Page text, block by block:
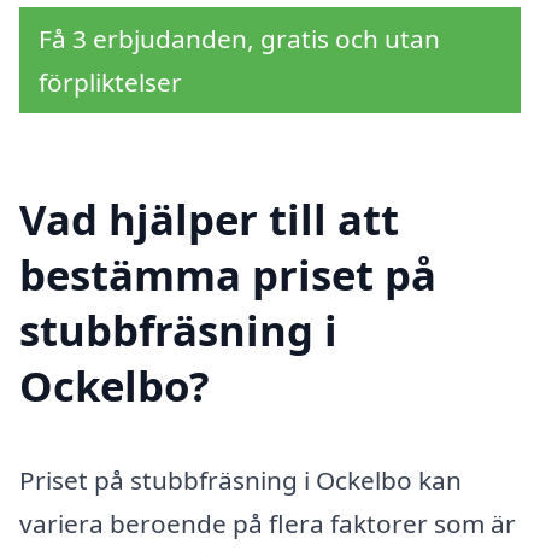
Få 3 erbjudanden, gratis och utan
förpliktelser
Vad hjälper till att
bestämma priset på
stubbfräsning i
Ockelbo?
Priset på stubbfräsning i Ockelbo kan
variera beroende på flera faktorer som är